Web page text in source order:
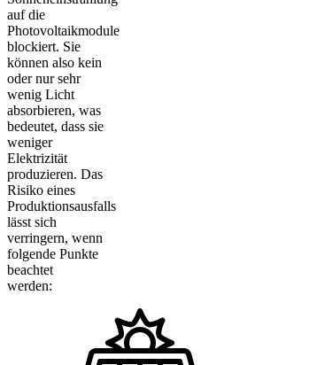
auf die
Photovoltaikmodule
blockiert. Sie
können also kein
oder nur sehr
wenig Licht
absorbieren, was
bedeutet, dass sie
weniger
Elektrizität
produzieren. Das
Risiko eines
Produktionsausfalls
lässt sich
verringern, wenn
folgende Punkte
beachtet
werden: